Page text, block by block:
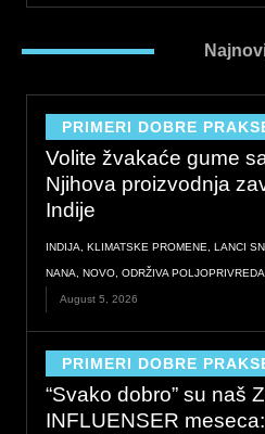
PRIMERI DOBRE
Volite žvakaće gume
Njihova proizvodnja
Indije
INDIJA, KLIMATSKE PROMENE, LANCI
NANA, NOVO, ODRŽIVA POLJOPRIVREDA
August 5, 2026
PRIMERI DOBRE
“Svako dobro” su naš
INFLUENSER